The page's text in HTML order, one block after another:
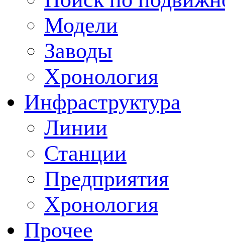
Модели
Заводы
Хронология
Инфраструктура
Линии
Станции
Предприятия
Хронология
Прочее